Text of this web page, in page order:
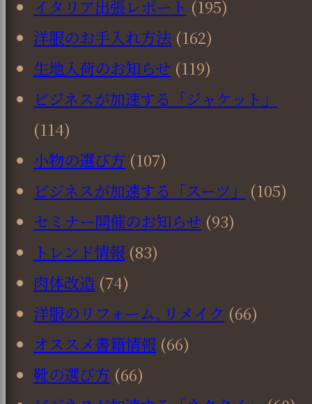
イタリア出張レポート (195)
洋服のお手入れ方法 (162)
生地入荷のお知らせ (119)
ビジネスが加速する「ジャケット」
(114)
小物の選び方 (107)
ビジネスが加速する「スーツ」
(105)
セミナー開催のお知らせ (93)
トレンド情報 (83)
肉体改造 (74)
洋服のリフォーム､リメイク (66)
オススメ書籍情報 (66)
靴の選び方 (66)